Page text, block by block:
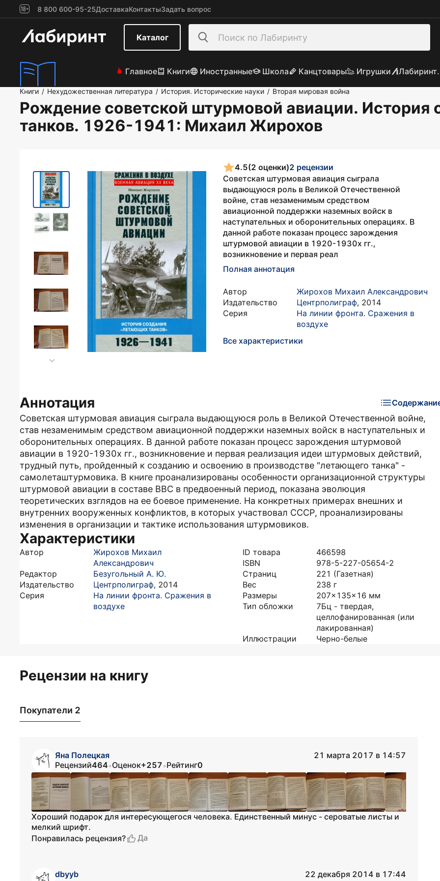
8 800 600-95-25ДоставкаКонтактыЗадать вопрос
Каталог
Главное Книги Иностранные Школа Канцтовары Игрушки
Книги / Нехудожественная литература / История. Исторические науки / Вторая мировая война
Рождение советской штурмовой авиации. История
танков. 1926-1941 : Михаил Жирохов
4.5(2 оценки)2 рецензии
Советская штурмовая авиация сыграла
выдающуюся роль в Великой ­Отечественной
войне, став незаменимым средством
авиационной поддержки наземных войск в
наступательных и оборонительных операциях. В
данной работе показан процесс зарождения
штурмовой авиации в 1920-1930­х гг.,
возникновение и первая реал
Полная аннотация
Автор
Жирохов Михаил Александрович
Издательство
Центрполиграф, 2014
Серия
На линии фронта. Сражения в
воздухе
Все характеристики
Аннотация
Советская штурмовая авиация сыграла выдающуюся роль в Великой ­Отечественной войне,
став незаменимым средством авиационной поддержки наземных войск в наступательных и
оборонительных операциях. В данной работе показан процесс зарождения штурмовой
авиации в 1920-1930­х гг., возникновение и первая реализация идеи штурмовых действий,
трудный путь, пройденный к созданию и освоению в производстве "летающего танка" -
самолета­штурмовика. В книге проанализированы особенности организационной структуры
штурмовой авиации в составе ВВС в предвоенный период, показана эволюция
теоретических взглядов на ее боевое применение. На конкретных примерах внешних и
внутренних вооруженных конфликтов, в которых участвовал СССР, проанализированы
изменения в организации и тактике использования штурмовиков.
Характеристики
Автор
Жирохов Михаил
Александрович
Редактор
Безугольный А. Ю.
Издательство
Центрполиграф, 2014
Серия
На линии фронта. Сражения в
воздухе
ID товара
466598
ISBN
978-5-227-05654-2
Страниц
221 (Газетная)
Вес
238 г
Размеры
207x135x16 мм
Тип обложки
7Бц - твердая,
целлофанированная (или
лакированная)
Иллюстрации
Черно-белые
Рецензии на книгу
Покупатели 2
Яна Полецкая
21 марта 2017 в 14:57
Рецензий464•Оценок+257•Рейтинг0
Хороший подарок для интересующегося человека. Единственный минус - сероватые листы и
мелкий шрифт.
Понравилась рецензия?
Да
dbyyb
22 декабря 2014 в 17:44